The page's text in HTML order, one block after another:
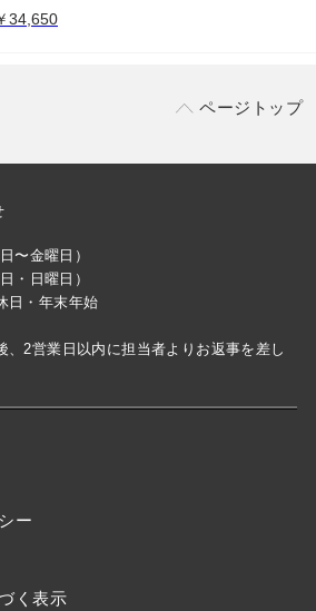
34,650
ページトップ
〜金曜日）
・日曜日）
日・年末年始
2営業日以内に担当者よりお返事を差し
ー
く表示